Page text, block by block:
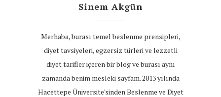
Sinem Akgün
Merhaba, burası temel beslenme prensipleri,
diyet tavsiyeleri, egzersiz türleri ve lezzetli
diyet tarifler içeren bir blog ve burası aynı
zamanda benim mesleki sayfam. 2013 yılında
Hacettepe Üniversite'sinden Beslenme ve Diyet